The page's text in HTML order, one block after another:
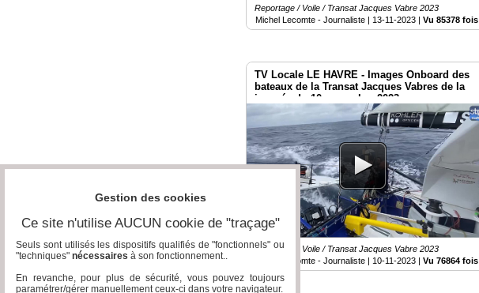
Reportage / Voile / Transat Jacques Vabre 2023
Michel Lecomte - Journaliste | 13-11-2023 |Vu 85378 fois
TV Locale LE HAVRE - Images Onboard des
bateaux de la Transat Jacques Vabres de la
journée du 10 novembre 2023.
Reportage / Voile / Transat Jacques Vabre 2023
Michel Lecomte - Journaliste | 10-11-2023 |Vu 76864 fois
Gestion des cookies
Ce site n'utilise AUCUN cookie de "traçage"
Seuls sont utilisés les dispositifs qualifiés de "fonctionnels" ou
"techniques" nécessaires à son fonctionnement..
En revanche, pour plus de sécurité, vous pouvez toujours
paramétrer/gérer manuellement ceux-ci dans votre navigateur.